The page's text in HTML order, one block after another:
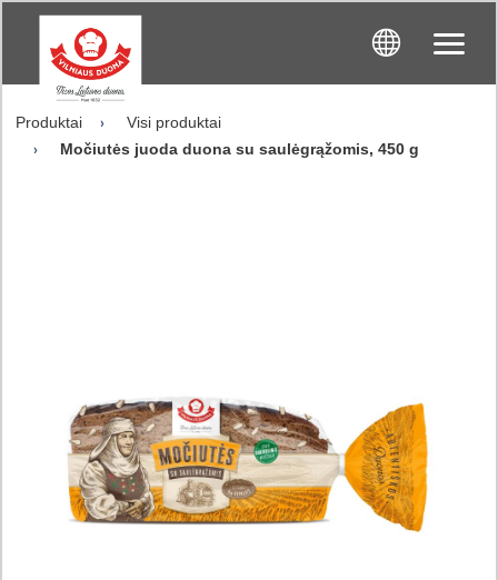
Produktai
Visi produktai
Močiutės juoda duona su saulėgrąžomis, 450 g​